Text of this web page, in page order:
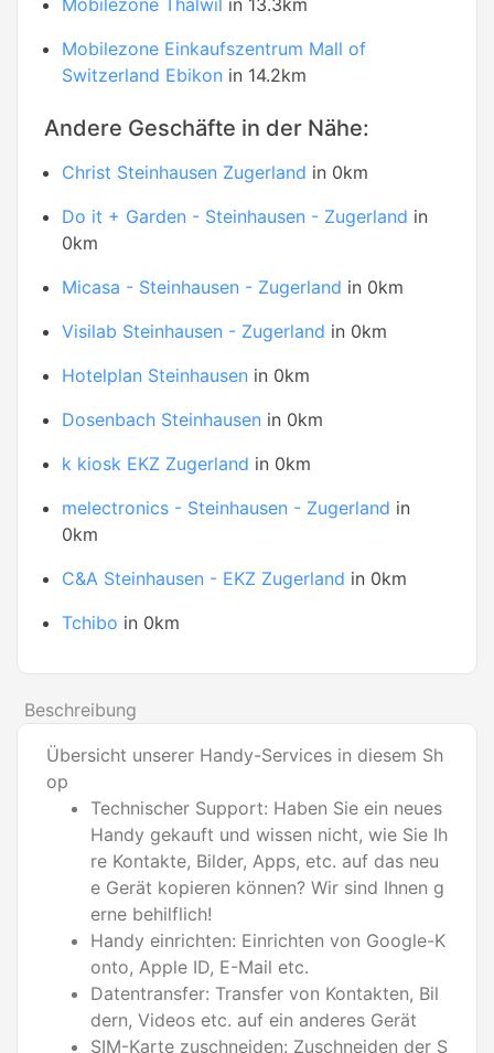
Mobilezone Thalwil in 13.3km
Mobilezone Einkaufszentrum Mall of
Switzerland Ebikon in 14.2km
Andere Geschäfte in der Nähe:
Christ Steinhausen Zugerland in 0km
Do it + Garden - Steinhausen - Zugerland in
0km
Micasa - Steinhausen - Zugerland in 0km
Visilab Steinhausen - Zugerland in 0km
Hotelplan Steinhausen in 0km
Dosenbach Steinhausen in 0km
k kiosk EKZ Zugerland in 0km
melectronics - Steinhausen - Zugerland in
0km
C&A Steinhausen - EKZ Zugerland in 0km
Tchibo in 0km
Beschreibung
Übersicht unserer Handy-Services in diesem Sh
op
Technischer Support: Haben Sie ein neues
Handy gekauft und wissen nicht, wie Sie Ih
re Kontakte, Bilder, Apps, etc. auf das neu
e Gerät kopieren können? Wir sind Ihnen g
erne behilflich!
Handy einrichten: Einrichten von Google-K
onto, Apple ID, E-Mail etc.
Datentransfer: Transfer von Kontakten, Bil
dern, Videos etc. auf ein anderes Gerät
SIM-Karte zuschneiden: Zuschneiden der S